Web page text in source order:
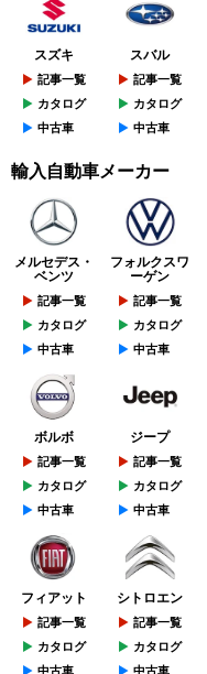
スズキ
記事一覧
カタログ
中古車
スバル
記事一覧
カタログ
中古車
輸入自動車メーカー
メルセデス・
ベンツ
記事一覧
カタログ
中古車
フォルクスワ
ーゲン
記事一覧
カタログ
中古車
ボルボ
記事一覧
カタログ
中古車
ジープ
記事一覧
カタログ
中古車
フィアット
記事一覧
カタログ
中古車
シトロエン
記事一覧
カタログ
中古車